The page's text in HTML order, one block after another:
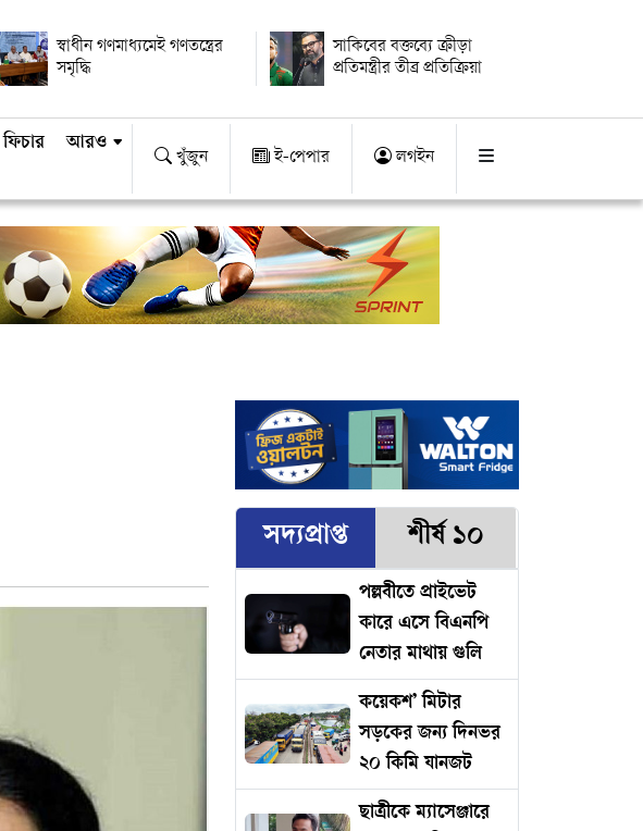
স্বাধীন গণমাধ্যমেই গণতন্ত্রের
সমৃদ্ধি
সাকিবের বক্তব্যে ক্রীড়া
প্রতিমন্ত্রীর তীব্র প্রতিক্রিয়া
ফিচার আরও
খুঁজুন ই-পেপার লগইন
সদ্যপ্রাপ্ত শীর্ষ ১০
পল্লবীতে প্রাইভেট
কারে এসে বিএনপি
নেতার মাথায় গুলি
কয়েকশ’ মিটার
সড়কের জন্য দিনভর
২০ কিমি যানজট
ছাত্রীকে ম্যাসেঞ্জারে